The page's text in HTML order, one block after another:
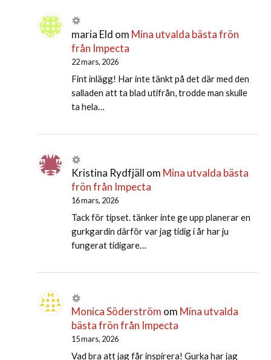
maria Eld om Mina utvalda bästa frön
från Impecta
22 mars, 2026
Fint inlägg! Har inte tänkt på det där med den
salladen att ta blad utifrån, trodde man skulle
ta hela…
Kristina Rydfjäll om Mina utvalda bästa
frön från Impecta
16 mars, 2026
Tack för tipset. tänker inte ge upp planerar en
gurkgardin därför var jag tidig i år har ju
fungerat tidigare…
Monica Söderström om Mina utvalda
bästa frön från Impecta
15 mars, 2026
Vad bra att jag får inspirera! Gurka har jag